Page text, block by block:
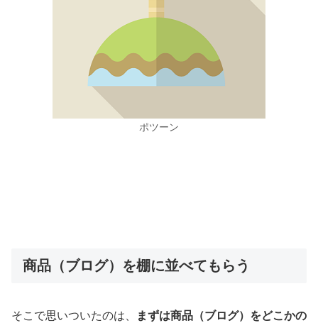
ポツーン
商品（ブログ）を棚に並べてもらう
そこで思いついたのは、
まずは商品（ブログ）をどこかの